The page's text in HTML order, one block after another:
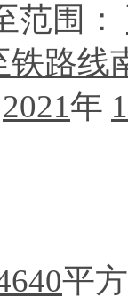
范围：
铁路线
2021年
平